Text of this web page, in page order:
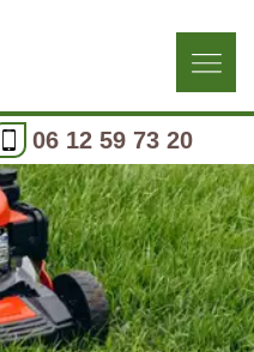
06 12 59 73 20